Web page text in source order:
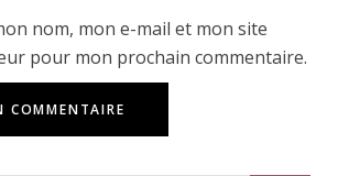
nom, mon e-mail et mon site
pour mon prochain commentaire.